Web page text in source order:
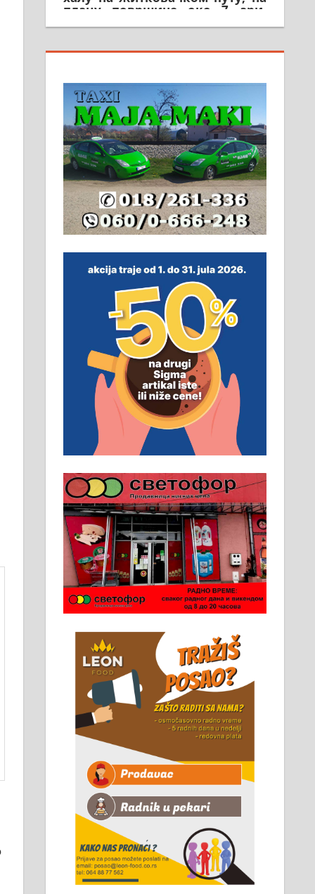
незавршена кућа површине 160
Могућа замена. 064/21-63-584
ПОСЛОВНИ ОГЛАСИ
Рудник и флотација Рудник
д.о.о. Рудник запошљава 20
помоћника рудара. Услови:
Основна школа, пожељно
радно искуство на истим и
неопходан услов. Обезбеђен
смештај, превоз, исхрана.
032/57-41-122 – локал 22
Пружам услуге завршних
радова у грађевини,
хидроизолације и молерских
радова. 061/25-28-058
Ало таксију потребан возач са Б
категоријом. 064/02-85-511
Потребна два радника за рад на
стоваришту „Липа промет” у
Алексинцу. За више
информација доћи лично на
стовариште у улици Максима
Горког 26 сваког радног дана од
8 до 15 часова. 063/465-045
Чистим све врсте димњака.
061/32-13-445